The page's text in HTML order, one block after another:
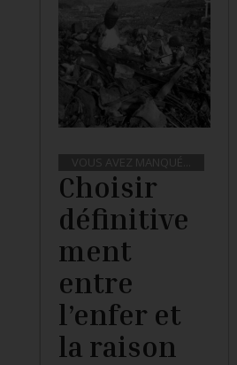
VOUS AVEZ MANQUÉ...
Choisir
définitive
ment
entre
l’enfer et
la raison